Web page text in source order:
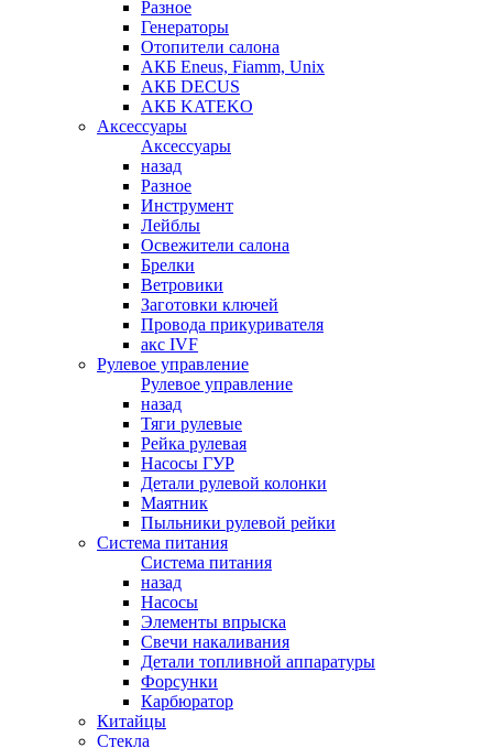
Разное
Генераторы
Отопители салона
АКБ Eneus, Fiamm, Unix
АКБ DECUS
АКБ KATEKO
Аксессуары
Аксессуары
назад
Разное
Инструмент
Лейблы
Освежители салона
Брелки
Ветровики
Заготовки ключей
Провода прикуривателя
акс IVF
Рулевое управление
Рулевое управление
назад
Тяги рулевые
Рейка рулевая
Насосы ГУР
Детали рулевой колонки
Маятник
Пыльники рулевой рейки
Система питания
Система питания
назад
Насосы
Элементы впрыска
Свечи накаливания
Детали топливной аппаратуры
Форсунки
Карбюратор
Китайцы
Стекла